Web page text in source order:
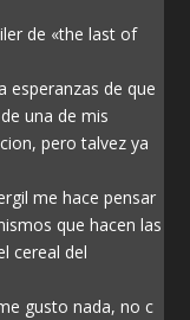
de «the last of
esperanzas de que
una de mis
pero talvez ya
me hace pensar
que hacen las
cereal del
gusto nada, no c